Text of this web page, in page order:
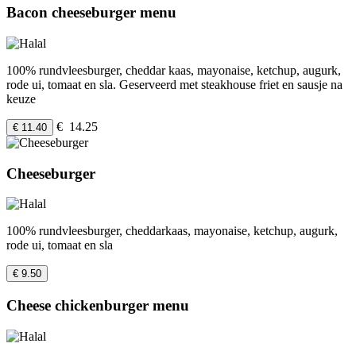
Bacon cheeseburger menu
100% rundvleesburger, cheddar kaas, mayonaise, ketchup, augurk,
rode ui, tomaat en sla. Geserveerd met steakhouse friet en sausje na
keuze
€ 11.40 € 14.25
Cheeseburger
100% rundvleesburger, cheddarkaas, mayonaise, ketchup, augurk,
rode ui, tomaat en sla
€ 9.50
Cheese chickenburger menu